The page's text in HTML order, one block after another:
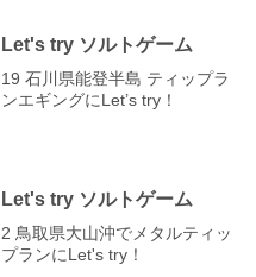
Let's try ソルトゲーム
19 石川県能登半島 ティップラ
ンエギングにLet’s try！
Let's try ソルトゲーム
2 鳥取県大山沖でメタルティッ
プランにLet's try！